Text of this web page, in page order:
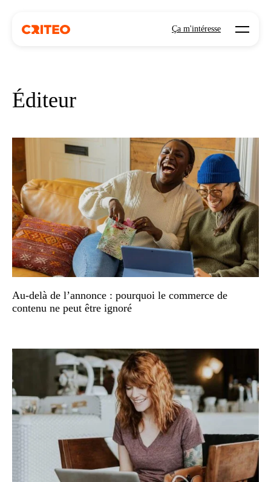
Ça m'intéresse Open
Éditeur
Au-delà de l’annonce : pourquoi le commerce de
contenu ne peut être ignoré